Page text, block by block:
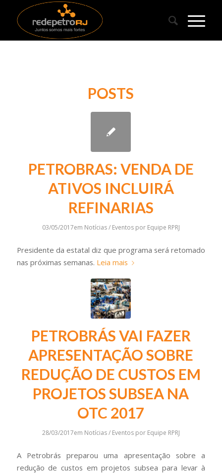
POSTS
PETROBRAS: VENDA DE
ATIVOS INCLUIRÁ
REFINARIAS
03/05/2017em Notícias / Eventos por Equipe RPRJ
Presidente da estatal diz que programa será retomado
nas próximas semanas. Leia mais
PETROBRÁS VAI FAZER
APRESENTAÇÃO SOBRE
REDUÇÃO DE CUSTOS EM
PROJETOS SUBSEA NA
OTC 2017
28/03/2017em Notícias / Eventos por Equipe RPRJ
A Petrobrás preparou uma apresentação sobre a
redução de custos em projetos subsea para levar à